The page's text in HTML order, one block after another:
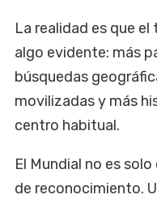
La realidad es que
algo evidente: más
búsquedas
movilizadas y más
centro habitual.
El Mundial no es
de reconocimiento.